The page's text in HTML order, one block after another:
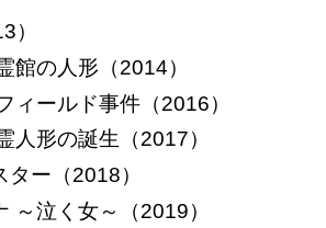
）
館の人形（2014）
ィールド事件（2016）
人形の誕生（2017）
ー（2018）
～泣く女～（2019）